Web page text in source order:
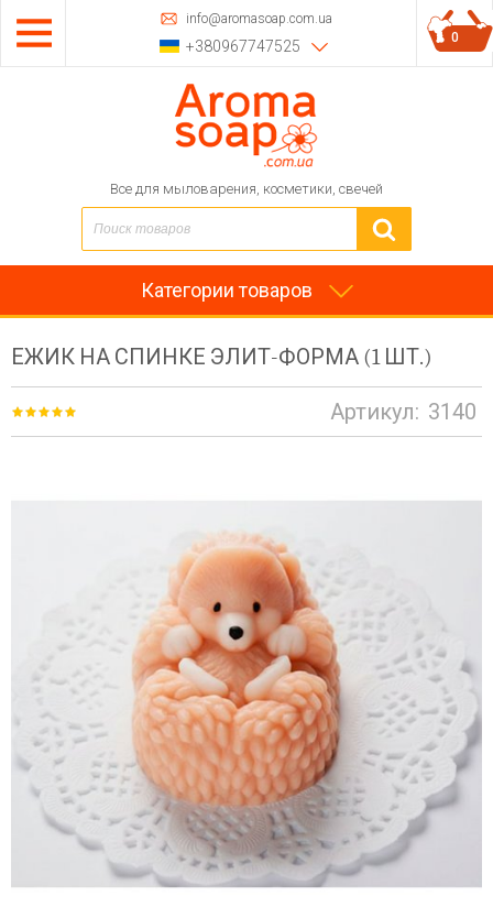
info@aromasoap.com.ua
+380967747525
Все для мыловарения, косметики, свечей
0
Категории товаров
ЕЖИК НА СПИНКЕ ЭЛИТ-ФОРМА (1 ШТ.)
Артикул: 3140